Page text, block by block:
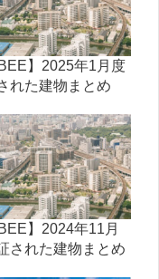
】2025年1月度
れた建物まとめ
】2024年11月
された建物まとめ